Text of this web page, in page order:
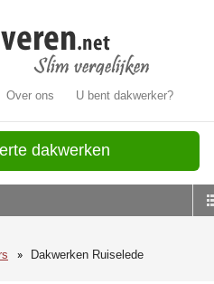
Over ons U bent dakwerker?
dakwerken
Dakwerken Ruiselede